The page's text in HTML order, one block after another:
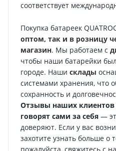
соответствует
Покупка батареек
оптом, так и в розницу
магазин. Мы работаем с
чтобы наши батарейки
городе. Наши склады
системами хранения, что
сохранность и
Отзывы наших клиентов
говорят сами за себя—
доверяют. Если у вас
захотите узнать больше о